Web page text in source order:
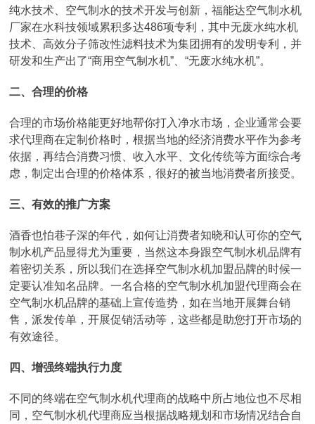
纯水技术、空气制水的技术开发与创新，福能达空气制水机
厂家在水科技领域累积多达486项专利，其中无废水纯水机
技术、高效分子筛改性滤料技术为集团拥有的发明专利，并
研发和生产出了“商用空气制水机”、“无废水纯水机”。
二、合理的价格
合理的市场价格能更好地帮你打入净水市场，企业通常会要
求代理商在定制价格时，根据当地的经济消费水平作为参考
依据，再结合消费习惯、收入水平、文化传统等方面综合考
虑，制定出合理的价格体系，很好的被当地消费者所接受。
三、有效的推广方案
酒香也怕巷子深的年代，如何让消费者知晓和认可你的空气
制水机产品显得尤为重要，当然这本身跟空气制水机品牌有
着密切关系，所以我们在选择空气制水机加盟品牌的时候一
定要认准知名品牌。一名合格的空气制水机加盟代理商会在
空气制水机品牌的基础上宣传造势，如在当地开展舞台销
售，派发传单，开展促销活动等，这些都是助您打开市场的
有效途径。
四、增强终端执行力度
不同的终端在空气制水机代理商的战略中所占地位也不尽相
同，空气制水机代理商应当根据战略规划和市场情况结合自